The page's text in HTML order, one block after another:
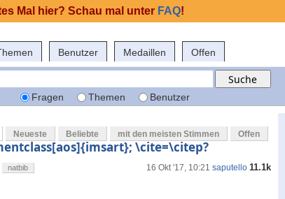
Benutzer Medaillen Offen
Fragen Themen Benutzer
Neueste Beliebte mit den meisten Stimmen Offen
\cite=\citep?
16 Okt '17, 10:21 saputello 11.1k
natbib
Mal hier? Schau mal unter FAQ!